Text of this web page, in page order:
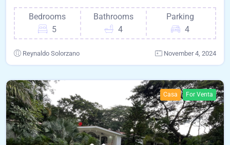
Bedrooms
5
Bathrooms
4
Parking
4
Reynaldo Solorzano November 4, 2024
Casa For Venta